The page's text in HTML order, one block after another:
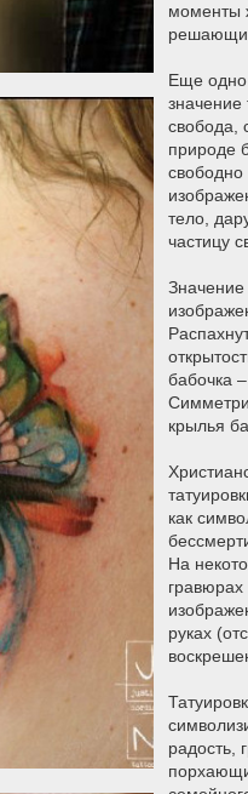
моменты
Еще
значение
свобода,
природе
свободно
тело,
частицу
Значение
бабочка
крылья
как
На
руках
радость,